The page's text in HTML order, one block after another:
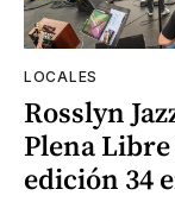
LOCALES
Rosslyn
Plena
edición 34